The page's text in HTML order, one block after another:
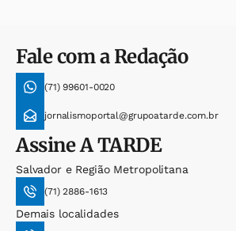
Fale com a Redação
(71) 99601-0020
jornalismoportal@grupoatarde.com.br
AssineA TARDE
Salvador e Região Metropolitana
(71) 2886-1613
Demais localidades